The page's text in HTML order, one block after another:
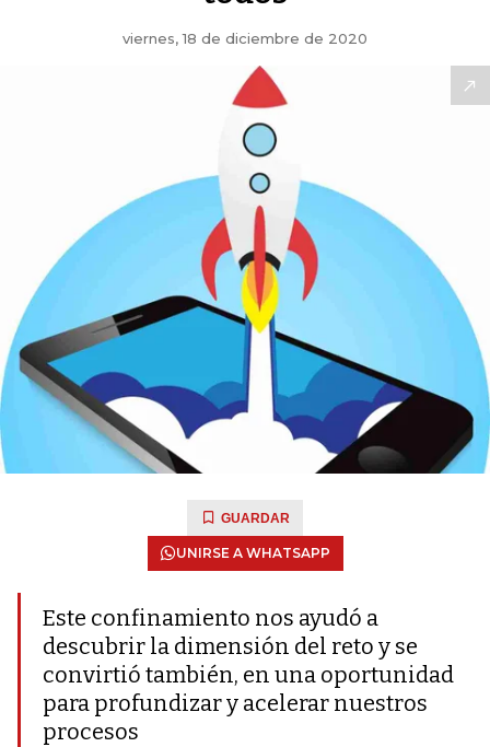
viernes, 18 de diciembre de 2020
GUARDAR
UNIRSE A WHATSAPP
Este confinamiento nos ayudó a
descubrir la dimensión del reto y se
convirtió también, en una oportunidad
para profundizar y acelerar nuestros
procesos